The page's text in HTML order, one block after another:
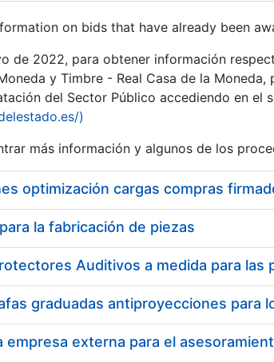
on bids that have already been
de 2022, para obtener información
y Timbre - Real Casa de la
del Sector Público accediendo en el
)
más información y algunos de los
optimización cargas compras
la fabricación de piezas